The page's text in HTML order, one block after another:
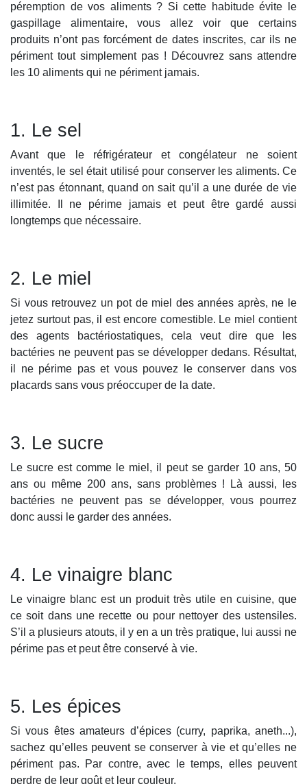
péremption de vos aliments ? Si cette habitude évite le
gaspillage alimentaire, vous allez voir que certains
produits n’ont pas forcément de dates inscrites, car ils ne
périment tout simplement pas ! Découvrez sans attendre
les 10 aliments qui ne périment jamais.
1. Le sel
Avant que le réfrigérateur et congélateur ne soient
inventés, le sel était utilisé pour conserver les aliments. Ce
n’est pas étonnant, quand on sait qu’il a une durée de vie
illimitée. Il ne périme jamais et peut être gardé aussi
longtemps que nécessaire.
2. Le miel
Si vous retrouvez un pot de miel des années après, ne le
jetez surtout pas, il est encore comestible. Le miel contient
des agents bactériostatiques, cela veut dire que les
bactéries ne peuvent pas se développer dedans. Résultat,
il ne périme pas et vous pouvez le conserver dans vos
placards sans vous préoccuper de la date.
3. Le sucre
Le sucre est comme le miel, il peut se garder 10 ans, 50
ans ou même 200 ans, sans problèmes ! Là aussi, les
bactéries ne peuvent pas se développer, vous pourrez
donc aussi le garder des années.
4. Le vinaigre blanc
Le vinaigre blanc est un produit très utile en cuisine, que
ce soit dans une recette ou pour nettoyer des ustensiles.
S’il a plusieurs atouts, il y en a un très pratique, lui aussi ne
périme pas et peut être conservé à vie.
5. Les épices
Si vous êtes amateurs d’épices (curry, paprika, aneth...),
sachez qu’elles peuvent se conserver à vie et qu’elles ne
périment pas. Par contre, avec le temps, elles peuvent
perdre de leur goût et leur couleur.